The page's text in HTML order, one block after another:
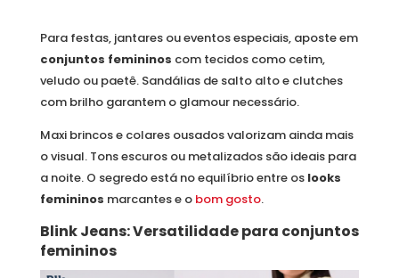
Para festas, jantares ou eventos especiais, aposte em
conjuntos femininos com tecidos como cetim,
veludo ou paetê. Sandálias de salto alto e clutches
com brilho garantem o glamour necessário.
Maxi brincos e colares ousados valorizam ainda mais
o visual. Tons escuros ou metalizados são ideais para
a noite. O segredo está no equilíbrio entre os looks
femininos marcantes e o bom gosto.
Blink Jeans: Versatilidade para conjuntos
femininos